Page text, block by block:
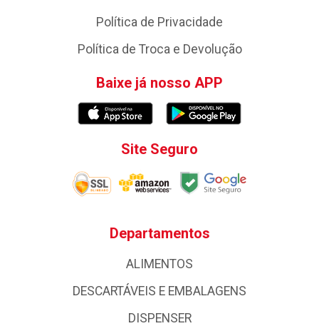
Política de Privacidade
Política de Troca e Devolução
Baixe já nosso APP
Site Seguro
Departamentos
ALIMENTOS
DESCARTÁVEIS E EMBALAGENS
DISPENSER